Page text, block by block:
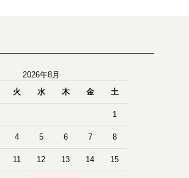
2026年8月
火 水 木 金 土
1
4 5 6 7 8
11 12 13 14 15